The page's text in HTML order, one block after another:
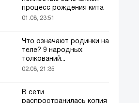
процесс рождения кита
01.08, 23:51
Что означают родинки на
теле? 9 народных
толкований...
02.08, 21:35
В сети
распространилась копия